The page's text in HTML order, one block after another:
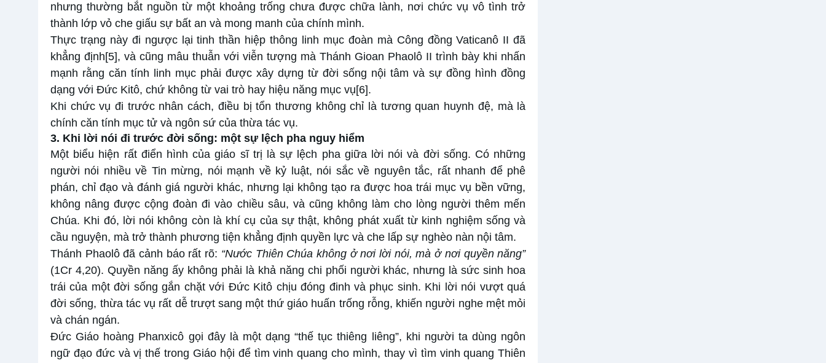
nhưng thường bắt nguồn từ một khoảng trống chưa được chữa lành, nơi chức vụ vô tình trở
thành lớp vỏ che giấu sự bất an và mong manh của chính mình.
Thực trạng này đi ngược lại tinh thần hiệp thông linh mục đoàn mà Công đồng Vaticanô II đã
khẳng định[5], và cũng mâu thuẫn với viễn tượng mà Thánh Gioan Phaolô II trình bày khi nhấn
mạnh rằng căn tính linh mục phải được xây dựng từ đời sống nội tâm và sự đồng hình đồng
dạng với Đức Kitô, chứ không từ vai trò hay hiệu năng mục vụ[6].
Khi chức vụ đi trước nhân cách, điều bị tổn thương không chỉ là tương quan huynh đệ, mà là
chính căn tính mục tử và ngôn sứ của thừa tác vụ.
3. Khi lời nói đi trước đời sống: một sự lệch pha nguy hiểm
Một biểu hiện rất điển hình của giáo sĩ trị là sự lệch pha giữa lời nói và đời sống. Có những
người nói nhiều về Tin mừng, nói mạnh về kỷ luật, nói sắc về nguyên tắc, rất nhanh để phê
phán, chỉ đạo và đánh giá người khác, nhưng lại không tạo ra được hoa trái mục vụ bền vững,
không nâng được cộng đoàn đi vào chiều sâu, và cũng không làm cho lòng người thêm mến
Chúa. Khi đó, lời nói không còn là khí cụ của sự thật, không phát xuất từ kinh nghiệm sống và
cầu nguyện, mà trở thành phương tiện khẳng định quyền lực và che lấp sự nghèo nàn nội tâm.
Thánh Phaolô đã cảnh báo rất rõ: “Nước Thiên Chúa không ở nơi lời nói, mà ở nơi quyền năng”
(1Cr 4,20). Quyền năng ấy không phải là khả năng chi phối người khác, nhưng là sức sinh hoa
trái của một đời sống gắn chặt với Đức Kitô chịu đóng đinh và phục sinh. Khi lời nói vượt quá
đời sống, thừa tác vụ rất dễ trượt sang một thứ giáo huấn trống rỗng, khiến người nghe mệt mỏi
và chán ngán.
Đức Giáo hoàng Phanxicô gọi đây là một dạng “thế tục thiêng liêng”, khi người ta dùng ngôn
ngữ đạo đức và vị thế trong Giáo hội để tìm vinh quang cho mình, thay vì tìm vinh quang Thiên